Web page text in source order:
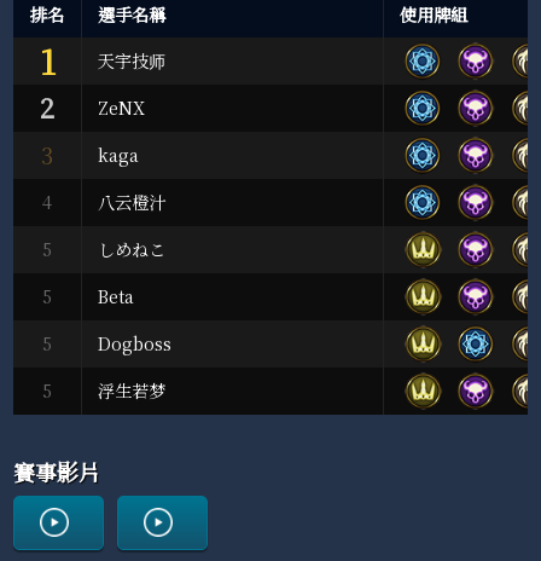
排名 選手名稱 使用牌組
1 天宇技师
2 ZeNX
3
kaga
4
八云橙汁
5
しめねこ
5
Beta
5
Dogboss
5
浮生若梦
賽事影片